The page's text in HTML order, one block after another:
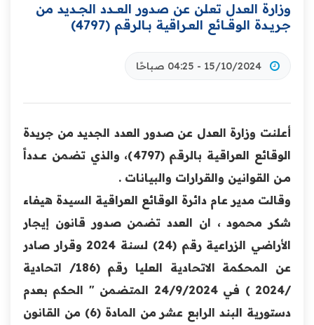
وزارة العدل تعلن عن صدور العــــدد الجـــديد من
جـريــدة ‏الوقــــائع العــراقية بــالرقم (4797)‏
15/10/2024 - 04:25 صباحًا
أعلنت وزارة العدل عن صدور العدد الجديد من جريدة
‏‏الوقائع العراقية بالرقم (4797)، والذي تضمن عـــدداً
مــن القوانين والقرارات والبيانات .
وقالت مدير عام دائرة الوقائع العراقية السيدة هيفاء
شكر محمود ، ان العدد تضمن صدور قانون إيجار
الأراضي الزراعية رقم (24) لسنة 2024 وقرار صادر
عن المحكمة الاتحادية العليا رقم (186/ اتحادية
/2024 ) في 24/9/2024 المتضمن " الحكم بعدم
دستورية البند الرابع عشر من المادة (6) من القانون